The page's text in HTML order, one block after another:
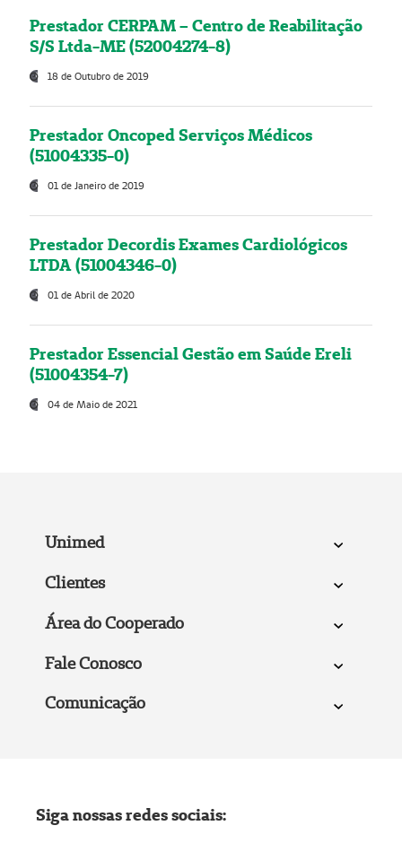
Prestador CERPAM – Centro de Reabilitação
S/S Ltda-ME (52004274-8)
18 de Outubro de 2019
Prestador Oncoped Serviços Médicos
(51004335-0)
01 de Janeiro de 2019
Prestador Decordis Exames Cardiológicos
LTDA (51004346-0)
01 de Abril de 2020
Prestador Essencial Gestão em Saúde Ereli
(51004354-7)
04 de Maio de 2021
Unimed
Clientes
Área do Cooperado
Fale Conosco
Comunicação
Siga nossas redes sociais: